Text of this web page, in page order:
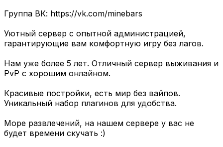
Группа ВК: https://vk.com/minebars
Уютный сервер с опытной администрацией,
гарантирующие вам комфортную игру без лагов.
Нам уже более 5 лет. Отличный сервер выживания и
PvP с хорошим онлайном.
Красивые постройки, есть мир без вайпов.
Уникальный набор плагинов для удобства.
Море развлечений, на нашем сервере у вас не
будет времени скучать :)